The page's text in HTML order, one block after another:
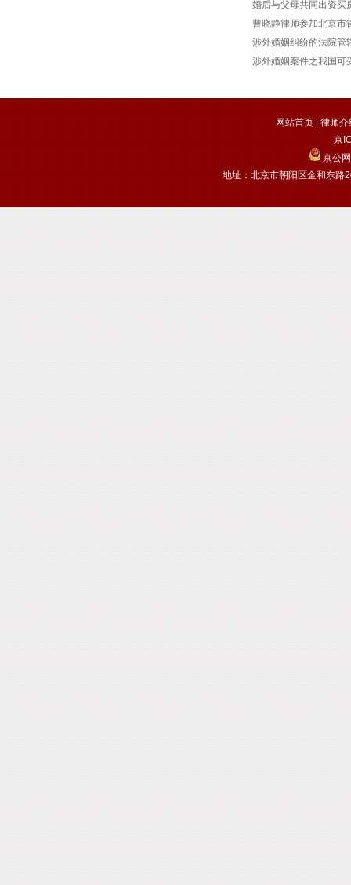
婚后与父母共同出资买
曹晓静律师参加北京市
涉外婚姻纠纷的法院管
涉外婚姻案件之我国可
网站首页| 律师介
京
京公
地址：北京市朝阳区金和东路